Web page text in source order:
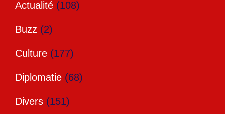
Actualité (108)
Buzz (2)
Culture (177)
Diplomatie (68)
Divers (151)